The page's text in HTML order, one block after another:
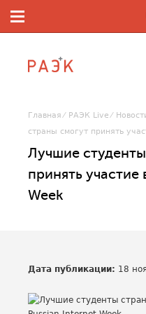
Главная РАЭК Live
страны смогут принять
Лучшие
принять
Week
Дата публикации: 18